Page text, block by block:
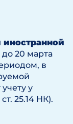
до 20 марта
в
у
25.14 НК).